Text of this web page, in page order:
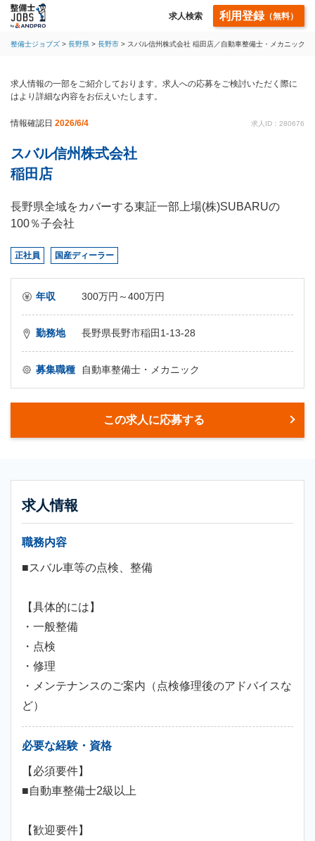
求人検索 利用登録（無料）
整備士ジョブズ 長野県 長野市 スバル信州株式会社 稲田店／自動車整備士・メカニック
求人情報の一部をご紹介しております。求人への応募をご検討いただく際に
はより詳細な内容をお伝えいたします。
情報確認日 2026/6/4 求人ID：280676
スバル信州株式会社
稲田店
長野県全域をカバーする東証一部上場(株)SUBARUの
100％子会社
正社員 国産ディーラー
年収 300万円～400万円
勤務地 長野県長野市稲田1-13-28
募集職種 自動車整備士・メカニック
この求人に応募する
求人情報
職務内容
■スバル車等の点検、整備
【具体的には】
・一般整備
・点検
・修理
・メンテナンスのご案内（点検修理後のアドバイスな
ど）
必要な経験・資格
【必須要件】
■自動車整備士2級以上
【歓迎要件】